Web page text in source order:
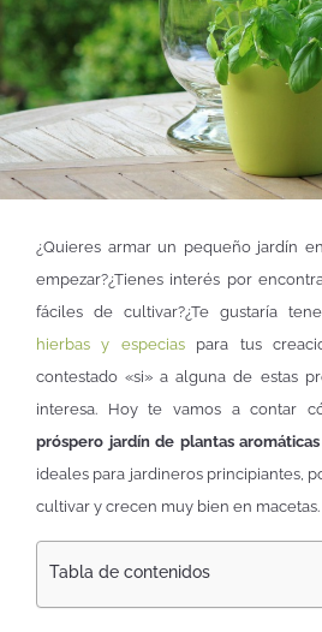
¿Quieres armar un pequeño jardín
empezar?¿Tienes interés por
fáciles de cultivar?¿Te gustaría
hierbas y especiaspara tus
contestado «si» a alguna de estas
interesa. Hoy te vamos a contar
próspero jardín de plantas
ideales para jardineros principiantes,
cultivar y crecen muy bien en macetas.
Tabla de contenidos